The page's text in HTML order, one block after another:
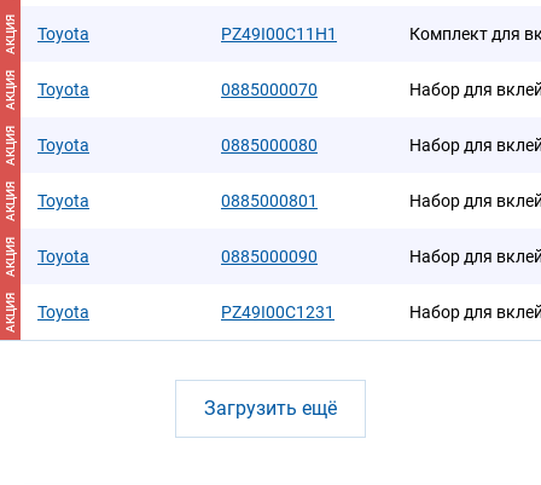
АКЦИЯ Toyota PZ49I00C11H1 Комплект для
АКЦИЯ Toyota 0885000070 Набор для
АКЦИЯ Toyota 0885000080 Набор для
АКЦИЯ Toyota 0885000801 Набор для
АКЦИЯ Toyota 0885000090 Набор для
АКЦИЯ Toyota PZ49I00C1231 Набор для
Загрузить ещё